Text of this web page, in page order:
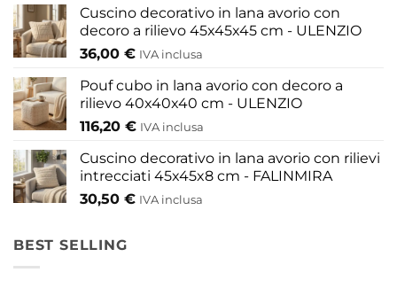
nella
pagina
del
prodotto
Cuscino decorativo in lana avorio con
decoro a rilievo 45x45x45 cm - ULENZIO
36,00 € IVA inclusa
Pouf cubo in lana avorio con decoro a
rilievo 40x40x40 cm - ULENZIO
116,20 € IVA inclusa
Cuscino decorativo in lana avorio con rilievi
intrecciati 45x45x8 cm - FALINMIRA
30,50 € IVA inclusa
BEST SELLING